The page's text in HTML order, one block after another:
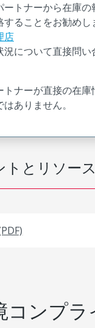
トとリソース
ートナーから在庫の
することをお勧めし
店
況について直接問い
トナーが直接の在庫
ありません。
コンプラ